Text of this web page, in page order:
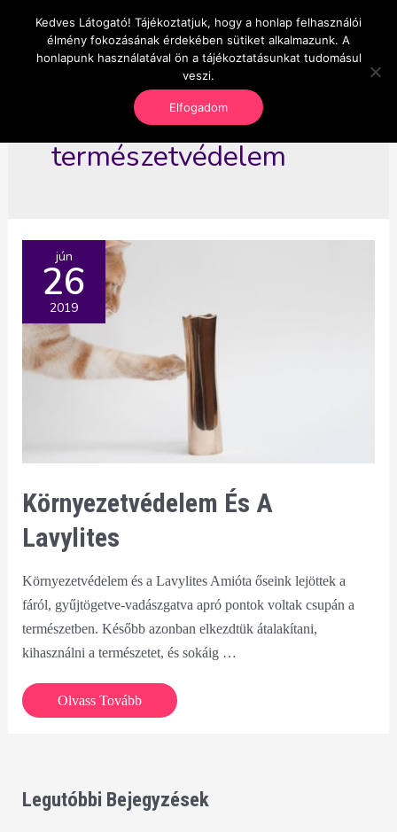
content
OnlineSeedsMan
Üzlet és szabadság
Main
természetvédelem
jún
26
2019
Környezetvédelem És A
Lavylites
Környezetvédelem és a Lavylites Amióta őseink lejöttek a
fáról, gyűjtögetve-vadászgatva apró pontok voltak csupán a
természetben. Később azonban elkezdtük átalakítani,
kihasználni a természetet, és sokáig …
Környezetvédelem
és
Olvass Tovább
Legutóbbi Bejegyzések
Kedves Látogató! Tájékoztatjuk, hogy a honlap felhasználói
élmény fokozásának érdekében sütiket alkalmazunk. A
honlapunk használatával ön a tájékoztatásunkat tudomásul
veszi.
Elfogadom